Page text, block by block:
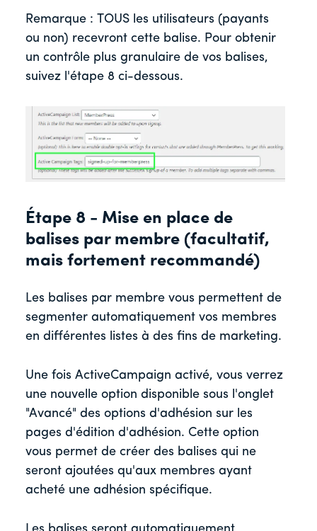
Remarque : TOUS les utilisateurs (payants
ou non) recevront cette balise. Pour obtenir
un contrôle plus granulaire de vos balises,
suivez l'étape 8 ci-dessous.
Étape 8 - Mise en place de
balises par membre (facultatif,
mais fortement recommandé)
Les balises par membre vous permettent de
segmenter automatiquement vos membres
en différentes listes à des fins de marketing.
Une fois ActiveCampaign activé, vous verrez
une nouvelle option disponible sous l'onglet
"Avancé" des options d'adhésion sur les
pages d'édition d'adhésion. Cette option
vous permet de créer des balises qui ne
seront ajoutées qu'aux membres ayant
acheté une adhésion spécifique.